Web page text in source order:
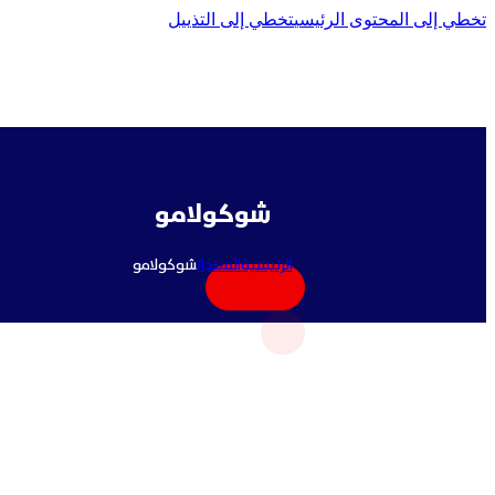
تخطي إلى المحتوى الرئيسيتخطي إلى التذييل
شوكولامو
الرئيسيةالمنتجاتشوكولامو